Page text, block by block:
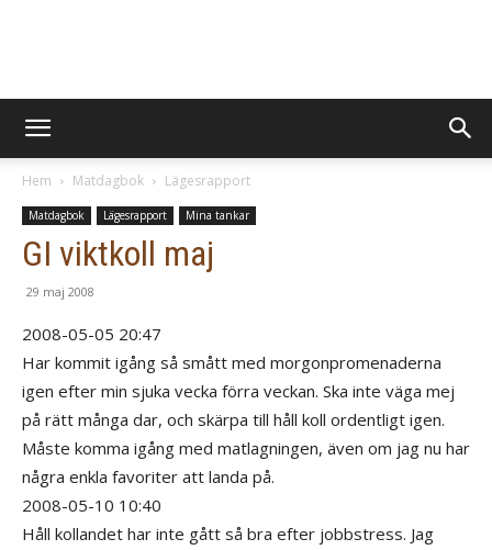
BevaraMinnen
Hem Matdagbok Lägesrapport
Matdagbok Lägesrapport Mina tankar
GI viktkoll maj
29 maj 2008
2008-05-05 20:47
Har kommit igång så smått med morgonpromenaderna
igen efter min sjuka vecka förra veckan. Ska inte väga mej
på rätt många dar, och skärpa till håll koll ordentligt igen.
Måste komma igång med matlagningen, även om jag nu har
några enkla favoriter att landa på.
2008-05-10 10:40
Håll kollandet har inte gått så bra efter jobbstress. Jag